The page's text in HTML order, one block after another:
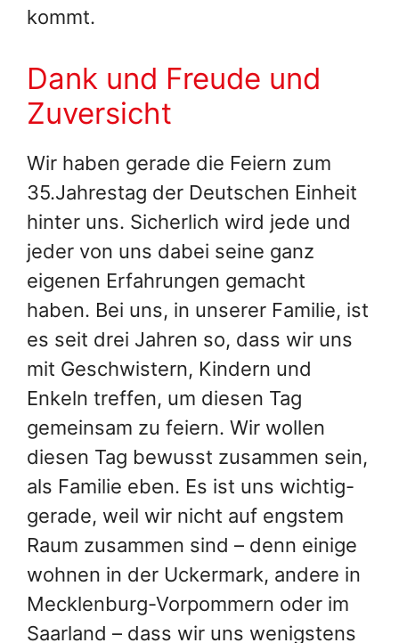
kommt.
Dank und Freude und
Zuversicht
Wir haben gerade die Feiern zum
35.Jahrestag der Deutschen Einheit
hinter uns. Sicherlich wird jede und
jeder von uns dabei seine ganz
eigenen Erfahrungen gemacht
haben. Bei uns, in unserer Familie, ist
es seit drei Jahren so, dass wir uns
mit Geschwistern, Kindern und
Enkeln treffen, um diesen Tag
gemeinsam zu feiern. Wir wollen
diesen Tag bewusst zusammen sein,
als Familie eben. Es ist uns wichtig-
gerade, weil wir nicht auf engstem
Raum zusammen sind – denn einige
wohnen in der Uckermark, andere in
Mecklenburg-Vorpommern oder im
Saarland – dass wir uns wenigstens